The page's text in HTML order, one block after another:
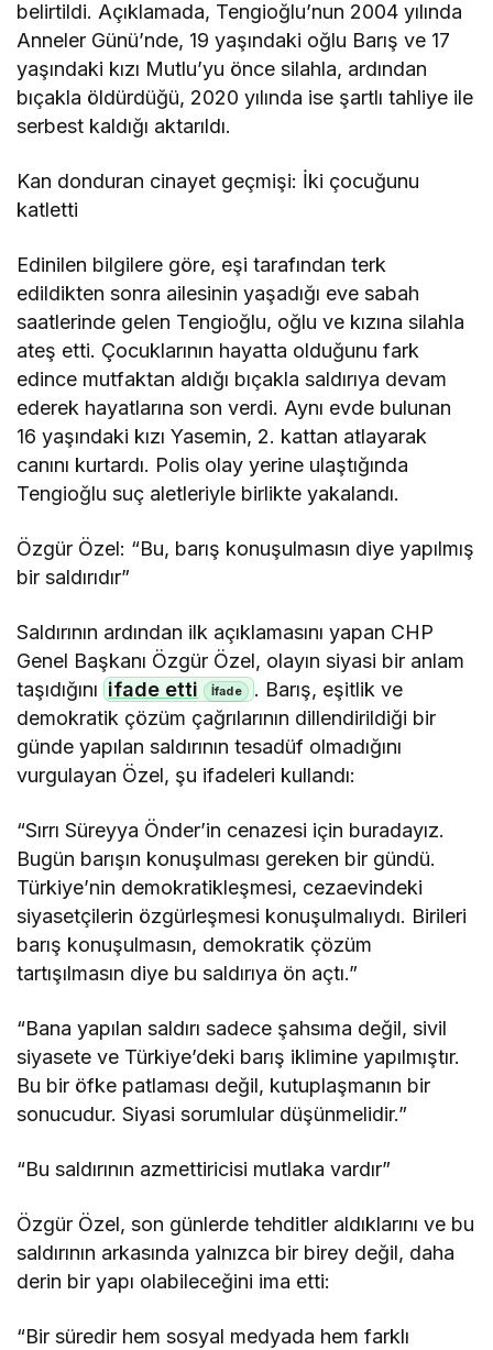
belirtildi. Açıklamada, Tengioğlu’nun 2004 yılında
Anneler Günü’nde, 19 yaşındaki oğlu Barış ve 17
yaşındaki kızı Mutlu’yu önce silahla, ardından
bıçakla öldürdüğü, 2020 yılında ise şartlı tahliye ile
serbest kaldığı aktarıldı.
Kan donduran cinayet geçmişi: İki çocuğunu
katletti
Edinilen bilgilere göre, eşi tarafından terk
edildikten sonra ailesinin yaşadığı eve sabah
saatlerinde gelen Tengioğlu, oğlu ve kızına silahla
ateş etti. Çocuklarının hayatta olduğunu fark
edince mutfaktan aldığı bıçakla saldırıya devam
ederek hayatlarına son verdi. Aynı evde bulunan
16 yaşındaki kızı Yasemin, 2. kattan atlayarak
canını kurtardı. Polis olay yerine ulaştığında
Tengioğlu suç aletleriyle birlikte yakalandı.
Özgür Özel: “Bu, barış konuşulmasın diye yapılmış
bir saldırıdır”
Saldırının ardından ilk açıklamasını yapan CHP
Genel Başkanı Özgür Özel, olayın siyasi bir anlam
taşıdığını ifade etti
. Barış, eşitlik ve
demokratik çözüm çağrılarının dillendirildiği bir
günde yapılan saldırının tesadüf olmadığını
vurgulayan Özel, şu ifadeleri kullandı:
“Sırrı Süreyya Önder’in cenazesi için buradayız.
Bugün barışın konuşulması gereken bir gündü.
Türkiye’nin demokratikleşmesi, cezaevindeki
siyasetçilerin özgürleşmesi konuşulmalıydı. Birileri
barış konuşulmasın, demokratik çözüm
tartışılmasın diye bu saldırıya ön açtı.”
“Bana yapılan saldırı sadece şahsıma değil, sivil
siyasete ve Türkiye’deki barış iklimine yapılmıştır.
Bu bir öfke patlaması değil, kutuplaşmanın bir
sonucudur. Siyasi sorumlular düşünmelidir.”
“Bu saldırının azmettiricisi mutlaka vardır”
Özgür Özel, son günlerde tehditler aldıklarını ve bu
saldırının arkasında yalnızca bir birey değil, daha
derin bir yapı olabileceğini ima etti:
“Bir süredir hem sosyal medyada hem farklı